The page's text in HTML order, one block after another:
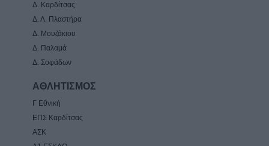
Δ. Καρδίτσας
Δ. Λ. Πλαστήρα
Δ. Μουζάκιου
Δ. Παλαμά
Δ. Σοφάδων
ΑΘΛΗΤΙΣΜΟΣ
Γ Εθνική
ΕΠΣ Καρδίτσας
ΑΣΚ